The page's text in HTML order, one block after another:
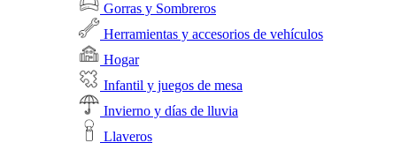
Gorras y Sombreros
Herramientas y accesorios de vehículos
Hogar
Infantil y juegos de mesa
Invierno y días de lluvia
Llaveros